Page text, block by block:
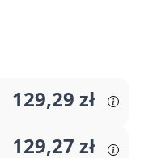
129,29 zł
129,27 zł